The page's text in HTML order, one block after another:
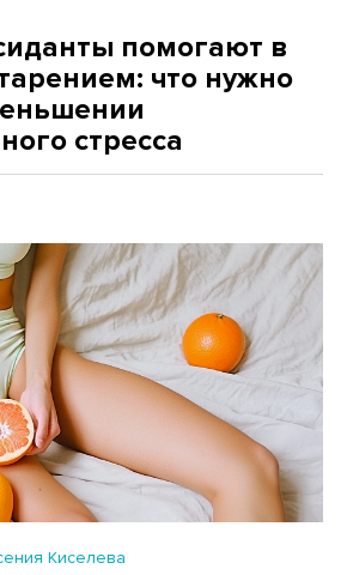
помогают в
что нужно
стресса
Киселева